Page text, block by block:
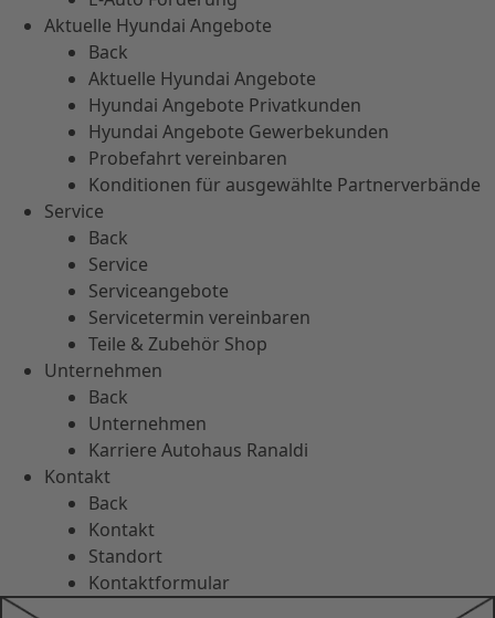
Aktuelle Hyundai Angebote
Back
Aktuelle Hyundai Angebote
Hyundai Angebote Privatkunden
Hyundai Angebote Gewerbekunden
Probefahrt vereinbaren
Konditionen für ausgewählte Partnerverbände
Service
Back
Service
Serviceangebote
Servicetermin vereinbaren
Teile & Zubehör Shop
Unternehmen
Back
Unternehmen
Karriere Autohaus Ranaldi
Kontakt
Back
Kontakt
Standort
Kontaktformular